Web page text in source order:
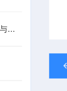
高压放电法检漏仪故障排除与维护指南